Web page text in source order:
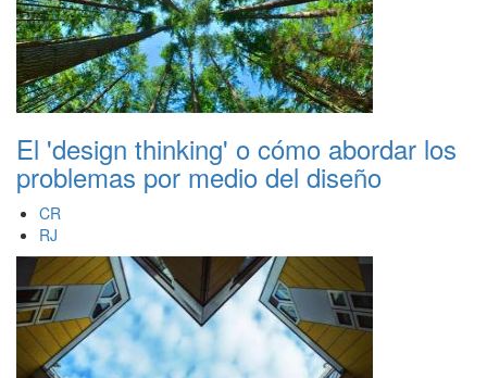
El 'design thinking' o cómo abordar los
problemas por medio del diseño
CR
RJ